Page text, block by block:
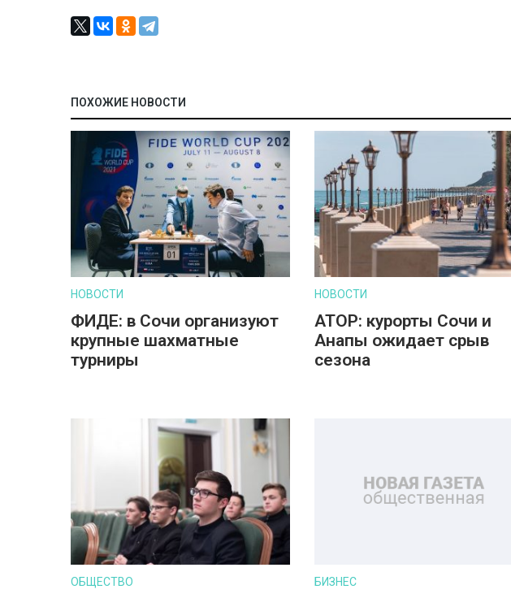
ПОХОЖИЕ НОВОСТИ
НОВОСТИ
ФИДЕ: в Сочи организуют
крупные шахматные
турниры
НОВОСТИ
АТОР: курорты Сочи и
Анапы ожидает срыв
сезона
ОБЩЕСТВО БИЗНЕС